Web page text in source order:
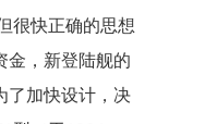
很快正确的思想
金，新登陆舰的
了加快设计，决